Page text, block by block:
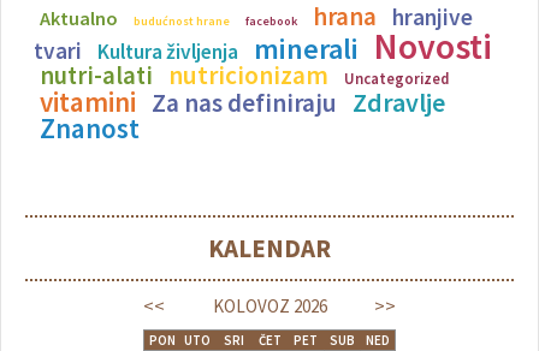
Aktualno budućnost hrane facebook hrana
hranjive
tvari
Kultura življenja minerali Novosti
nutri-alati nutricionizam Uncategorized
vitamini Za nas definiraju Zdravlje
Znanost
KALENDAR
<< >>
KOLOVOZ 2026
PON UTO SRI ČET PET SUB NED